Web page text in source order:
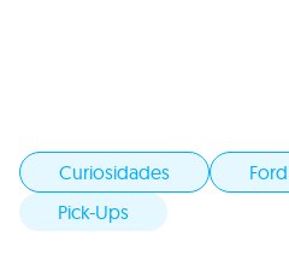
Curiosidades Ford
Pick-Ups